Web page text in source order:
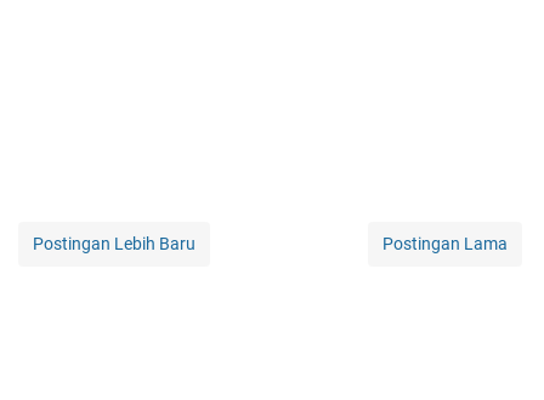
Postingan Lebih Baru Postingan Lama